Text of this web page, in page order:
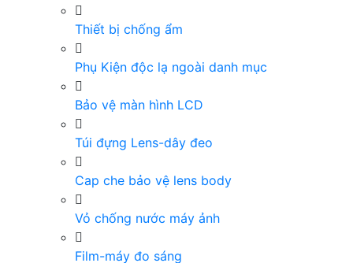
Thiết bị chống ẩm
Phụ Kiện độc lạ ngoài danh mục
Bảo vệ màn hình LCD
Túi đựng Lens-dây đeo
Cap che bảo vệ lens body
Vỏ chống nước máy ảnh
Film-máy đo sáng